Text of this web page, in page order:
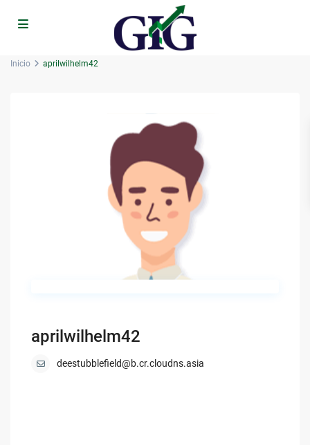
Inicio aprilwilhelm42
aprilwilhelm42
deestubblefield@b.cr.cloudns.asia